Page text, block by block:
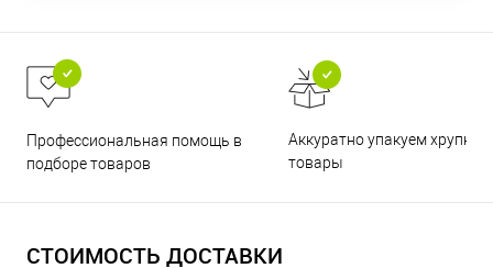
Профессиональная помощь в
подборе товаров
Аккуратно упакуем хрупкие
товары
СТОИМОСТЬ ДОСТАВКИ